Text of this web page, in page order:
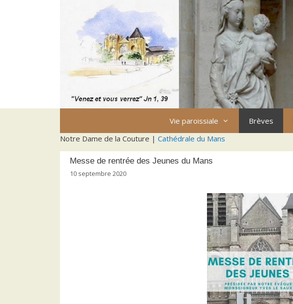
Vie paroissiale Brèves
Notre Dame de la Couture | Cathédrale du Mans
Messe de rentrée des Jeunes du Mans
10 septembre 2020